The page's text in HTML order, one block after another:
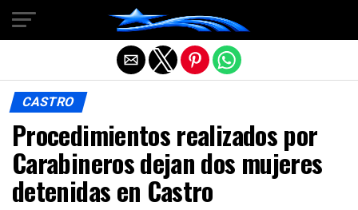
CASTRO
Procedimientos realizados por
Carabineros dejan dos mujeres
detenidas en Castro
Salir de la versión móvil